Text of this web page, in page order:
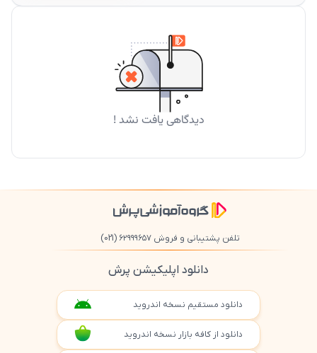
دیدگاهی یافت نشد !
تلفن پشتیبانی و فروش ۶۲۹۹۹۶۵۷ (021)
دانلود اپلیکیشن پرش
دانلود مستقیم نسخه اندروید
دانلود از کافه بازار نسخه اندروید